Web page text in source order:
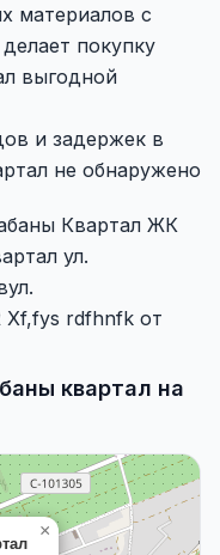
материалов с
покупку
выгодной
и задержек в
не обнаружено
Квартал ЖК
ул.
Xf,fys rdfhnfk от
квартал на
×